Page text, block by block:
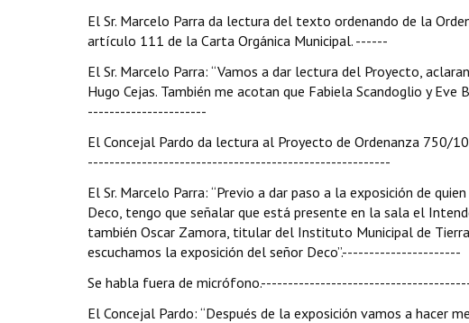
El Sr. Marcelo Parra da lectura del texto ordenando de la
artículo 111 de la Carta Orgánica Municipal. ------
El Sr. Marcelo Parra: “Vamos a dar lectura del Proyecto,
Hugo Cejas. También me acotan que Fabiela Scandoglio y
----------------------
El Concejal Pardo da lectura al Proyecto de Ordenanza
--------------------------------------------------------
El Sr. Marcelo Parra: “Previo a dar paso a la exposición de
Deco, tengo que señalar que está presente en la sala el
también Oscar Zamora, titular del Instituto Municipal de
escuchamos la exposición del señor Deco”.----------------------
Se habla fuera de
El Concejal Pardo: “Después de la exposición vamos a hacer